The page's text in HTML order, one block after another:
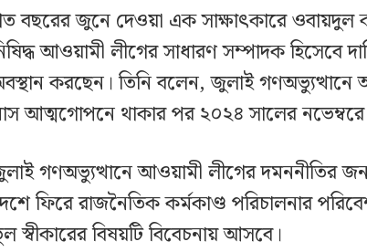
বছরের জুনে দেওয়া এক সাক্ষাৎকারে ওবায়দুল
আওয়ামী লীগের সাধারণ সম্পাদক হিসেবে
করছেন। তিনি বলেন, জুলাই
আত্মগোপনে থাকার পর ২০২৪ সালের
গণঅভ্যুত্থানে আওয়ামী লীগের দমননীতির জন্য
ফিরে রাজনৈতিক কর্মকাণ্ড পরিচালনার
স্বীকারের বিষয়টি বিবেচনায় আসবে।